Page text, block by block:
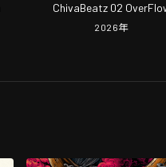
ChivaBeatz 02
2026年